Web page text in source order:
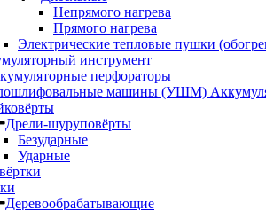
Непрямого нагрева
Прямого нагрева
Электрические тепловые пушки
инструмент
перфораторы
машины (УШМ)
Дрели-шуруповёрты
Безударные
Ударные
Деревообрабатывающие